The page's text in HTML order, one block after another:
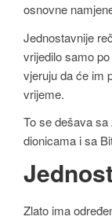
osnovne
Jednostavnije
vrijedilo samo
vjeruju da će im
vrijeme.
To se dešava
dionicama i sa
Zlato ima